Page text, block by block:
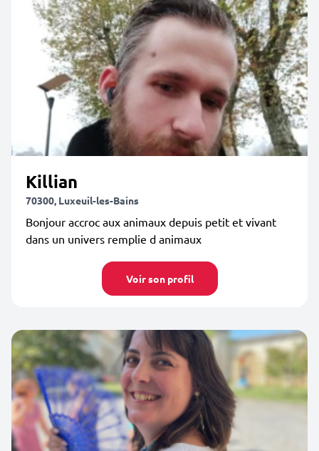
Killian
70300, Luxeuil-les-Bains
Bonjour accroc aux animaux depuis petit et vivant
dans un univers remplie d animaux
Voir son profil